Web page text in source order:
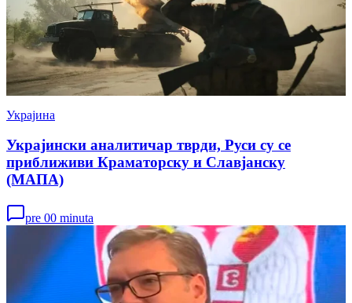
Украјина
Украјински аналитичар тврди, Руси су се
приближиви Краматорску и Славјанску
(МАПА)
pre 00 minuta